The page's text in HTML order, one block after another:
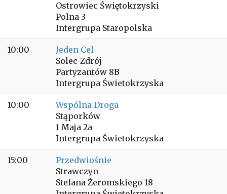
Ostrowiec Świętokrzyski
Polna 3
Intergrupa Staropolska
10:00
Jeden Cel
Solec-Zdrój
Partyzantów 8B
Intergrupa Świetokrzyska
10:00
Wspólna Droga
Stąporków
1 Maja 2a
Intergrupa Świetokrzyska
15:00
Przedwiośnie
Strawczyn
Stefana Żeromskiego 18